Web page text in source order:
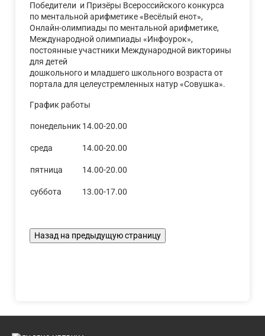
Победители и Призёры Всероссийского конкурса
по ментальной арифметике «Весёлый енот»,
Онлайн-олимпиады по ментальной арифметике,
Международной олимпиады «Инфоурок»,
постоянные участники Международной викторины
для детей
дошкольного и младшего школьного возраста от
портала для целеустремленных натур «Совушка».
График работы
понедельник 14.00-20.00
среда 14.00-20.00
пятница 14.00-20.00
суббота 13.00-17.00